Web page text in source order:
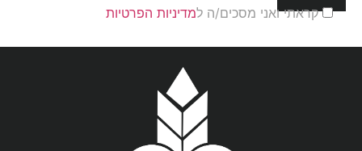
קראתי ואני מסכים/ה למדיניות הפרטיות